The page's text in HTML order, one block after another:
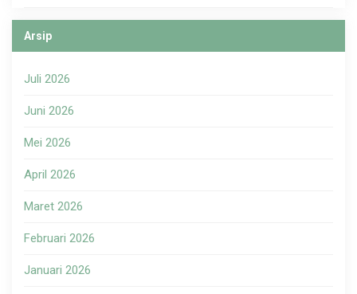
Arsip
Juli 2026
Juni 2026
Mei 2026
April 2026
Maret 2026
Februari 2026
Januari 2026